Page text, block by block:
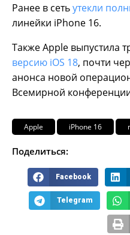
Ранее в сетьутекли
линейки iPhone 16.
Также Apple выпустила
версию iOS 18, почти
анонса новой
Всемирной
Apple iPhone 16
Поделиться:
Facebook
Telegram